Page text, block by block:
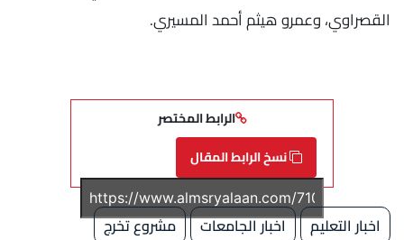
القصراوي، وعمرو هيثم أحمد المسيري.
الرابط المختصر
نسخ الرابط المقال
اخبار التعليم اخبار الجامعات
مشروع تخرج